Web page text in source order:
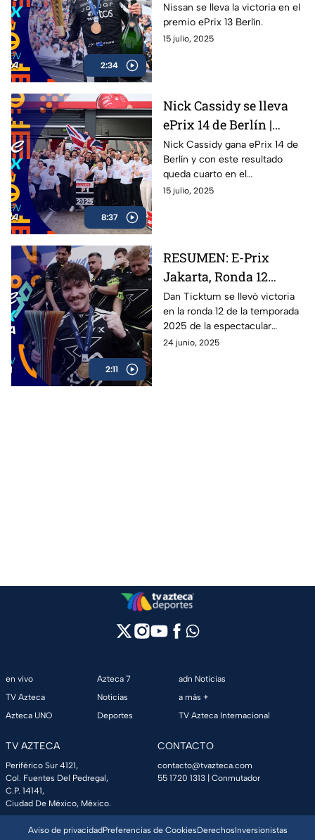
2:34
Nissan se lleva la victoria en el
premio ePrix 13 Berlín.
15 julio, 2025
8:37
Nick Cassidy se lleva
ePrix 14 de Berlín |
Oliver Rowland se
corona
Nick Cassidy gana ePrix 14 de
Berlín y con este resultado
queda cuarto en el
campeonato de conductores;
victoria en el premio de Berlín.
15 julio, 2025
2:11
RESUMEN: E-Prix
Jakarta, Ronda 12
Fórmula E 2025
Dan Ticktum se llevó victoria
en la ronda 12 de la temporada
2025 de la espectacular
Fórmula E: revive los mejores
24 junio, 2025
en vivo
TV Azteca
Azteca UNO
Azteca 7
Noticias
Deportes
adn Noticias
a más +
TV Azteca Internacional
TV AZTECA
Periférico Sur 4121,
Col. Fuentes Del Pedregal,
C.P. 14141,
Ciudad De México, México.
CONTACTO
contacto@tvazteca.com
55 1720 1313 | Conmutador
Aviso de privacidadPreferencias de CookiesDerechosInversionistas